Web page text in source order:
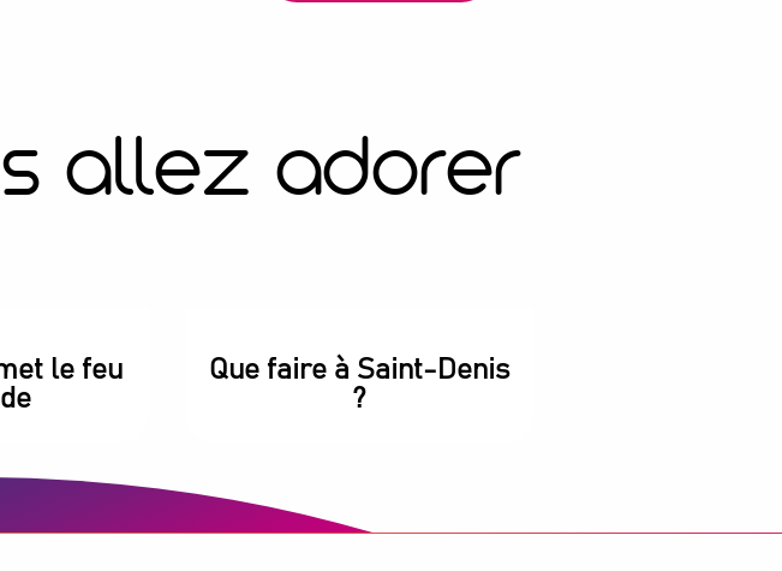
allez adorer
le feu
Que faire à Saint-Denis
?